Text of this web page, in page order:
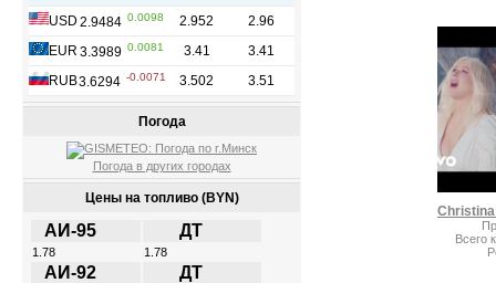
Погода
Погода в других городах
Цены на топливо (BYN)
АИ-95 ДТ
1.78 1.78
АИ-92 ДТ
Всего